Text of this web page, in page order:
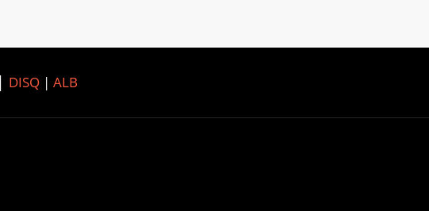
DISQ| ALB